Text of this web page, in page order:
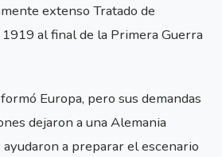
extenso Tratado de
al final de la Primera Guerra
Europa, pero sus demandas
dejaron a una Alemania
ayudaron a preparar el escenario